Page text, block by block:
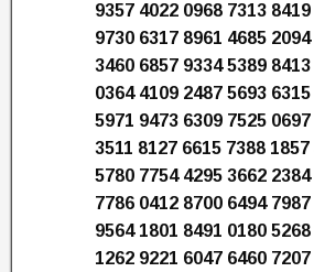
9357 4022 0968 7313
9730 6317 8961 4685
3460 6857 9334 5389
0364 4109 2487 5693
5971 9473 6309 7525
3511 8127 6615 7388
5780 7754 4295 3662
7786 0412 8700 6494
9564 1801 8491 0180
1262 9221 6047 6460